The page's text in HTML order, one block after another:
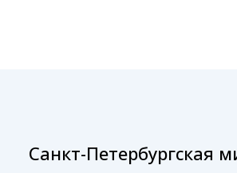
Санкт-Петербургская